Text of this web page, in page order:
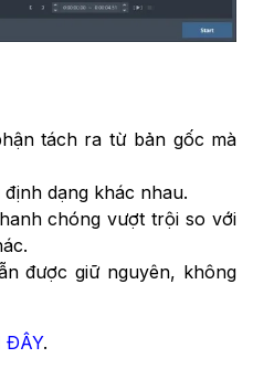
tách ra từ bản gốc mà
dạng khác nhau.
chóng vượt trội so với
được giữ nguyên, không
ĐÂY.